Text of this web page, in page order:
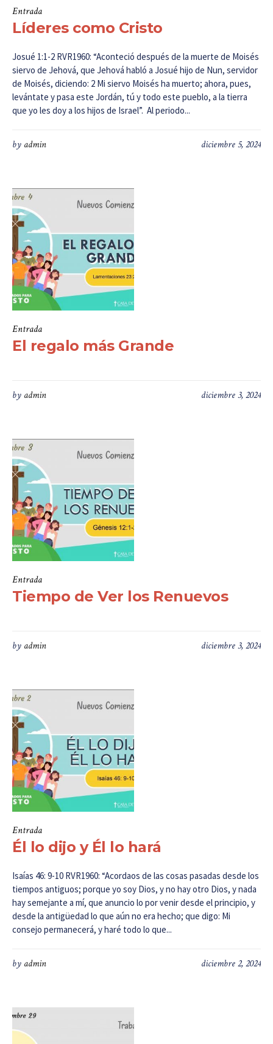
Entrada
Líderes como Cristo
Josué 1:1-2 RVR1960: “Aconteció después de la muerte de Moisés
siervo de Jehová, que Jehová habló a Josué hijo de Nun, servidor
de Moisés, diciendo: 2 Mi siervo Moisés ha muerto; ahora, pues,
levántate y pasa este Jordán, tú y todo este pueblo, a la tierra
que yo les doy a los hijos de Israel”. Al periodo...
diciembre 5, 2024
by admin
Entrada
El regalo más Grande
diciembre 3, 2024
by admin
Entrada
Tiempo de Ver los Renuevos
diciembre 3, 2024
by admin
Entrada
Él lo dijo y Él lo hará
Isaías 46: 9-10 RVR1960: “Acordaos de las cosas pasadas desde los
tiempos antiguos; porque yo soy Dios, y no hay otro Dios, y nada
hay semejante a mí, que anuncio lo por venir desde el principio, y
desde la antigüedad lo que aún no era hecho; que digo: Mi
consejo permanecerá, y haré todo lo que...
diciembre 2, 2024
by admin